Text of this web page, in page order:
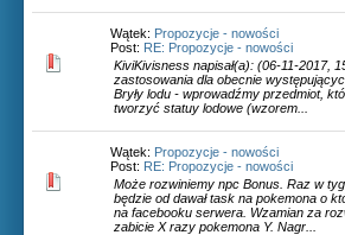
Wątek: Propozycje - nowości
Post: RE: Propozycje - nowości
KiviKivisness napisał(a): (06-11-2017,
zastosowania dla obecnie
Bryły lodu - wprowadźmy przedmiot,
tworzyć statuy lodowe (wzorem...
Wątek: Propozycje - nowości
Post: RE: Propozycje - nowości
Może rozwiniemy npc Bonus. Raz w
będzie od dawał task na pokemona o
na facebooku serwera. Wzamian za
zabicie X razy pokemona Y. Nagr...